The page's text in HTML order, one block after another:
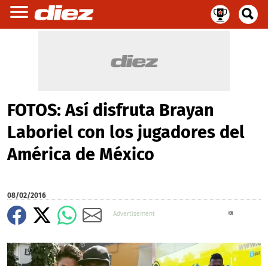
FOTOS: Así disfruta Brayan
Laboriel con los jugadores del
América de México
08/02/2016
X